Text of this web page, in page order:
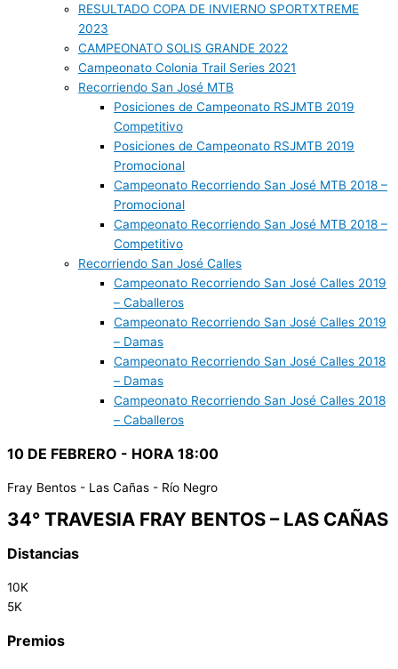
RESULTADO COPA DE INVIERNO SPORTXTREME
2023
CAMPEONATO SOLIS GRANDE 2022
Campeonato Colonia Trail Series 2021
Recorriendo San José MTB
Posiciones de Campeonato RSJMTB 2019
Competitivo
Posiciones de Campeonato RSJMTB 2019
Promocional
Campeonato Recorriendo San José MTB 2018 –
Promocional
Campeonato Recorriendo San José MTB 2018 –
Competitivo
Recorriendo San José Calles
Campeonato Recorriendo San José Calles 2019
– Caballeros
Campeonato Recorriendo San José Calles 2019
– Damas
Campeonato Recorriendo San José Calles 2018
– Damas
Campeonato Recorriendo San José Calles 2018
– Caballeros
10 DE FEBRERO - HORA 18:00
Fray Bentos - Las Cañas - Río Negro
34° TRAVESIA FRAY BENTOS – LAS CAÑAS
Distancias
10K
5K
Premios